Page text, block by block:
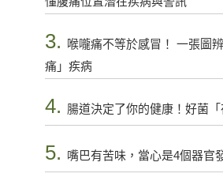
3.
喉嚨痛不等於感冒！ 一張圖
痛」疾病
4. 腸道決定了你的健康！好菌
5. 嘴巴有苦味，當心是4個器官